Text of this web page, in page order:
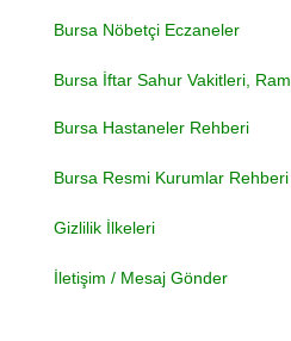
Bursa Nöbetçi Eczaneler
Bursa İftar Sahur Vakitleri,
Bursa Hastaneler Rehberi
Bursa Resmi Kurumlar Rehberi
Gizlilik İlkeleri
İletişim / Mesaj Gönder